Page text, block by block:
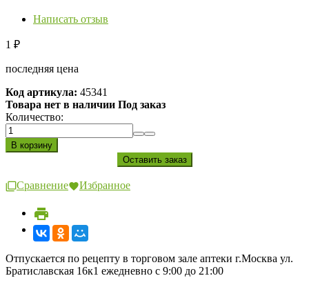
Написать отзыв
1 ₽
последняя цена
Код артикула: 45341
Товара нет в наличии Под заказ
Количество:
Сравнение Избранное
Отпускается по рецепту в торговом зале аптеки г.Москва ул.
Братиславская 16к1 ежедневно с 9:00 до 21:00